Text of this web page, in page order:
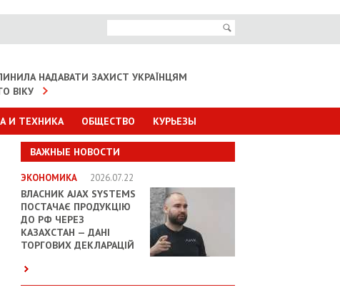
НАДАВАТИ ЗАХИСТ УКРАЇНЦЯМ
ВІКУ
И ТЕХНИКА ОБЩЕСТВО КУРЬЕЗЫ
ВАЖНЫЕ НОВОСТИ
ЭКОНОМИКА 2026.07.22
ВЛАСНИК AJAX SYSTEMS
ПОСТАЧАЄ ПРОДУКЦІЮ
ДО РФ ЧЕРЕЗ
КАЗАХСТАН — ДАНІ
ТОРГОВИХ ДЕКЛАРАЦІЙ